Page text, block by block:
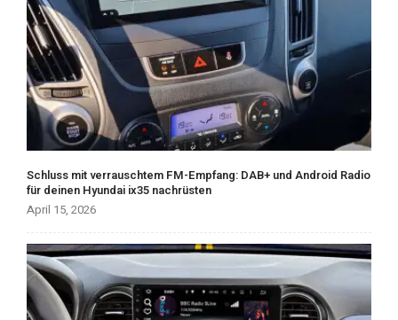
Schluss mit verrauschtem FM-Empfang: DAB+ und Android Radio
für deinen Hyundai ix35 nachrüsten
April 15, 2026